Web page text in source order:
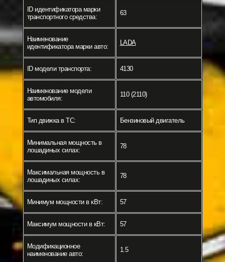
ID идентификатора марки
транспортного средства:
63
Наименование
идентификатора марки авто:
LADA
ID модели транспорта: 4130
Наименование модели
автомобиля:
110 (2110)
Тип движка в ТС: Бензиновый двигатель
Минимальная мощность в
лошадиных силах:
78
Максимальная мощность в
лошадиных силах:
78
Минимум мощности в кВт: 57
Максимум мощности в кВт: 57
Модификационное
наименование авто:
1.5